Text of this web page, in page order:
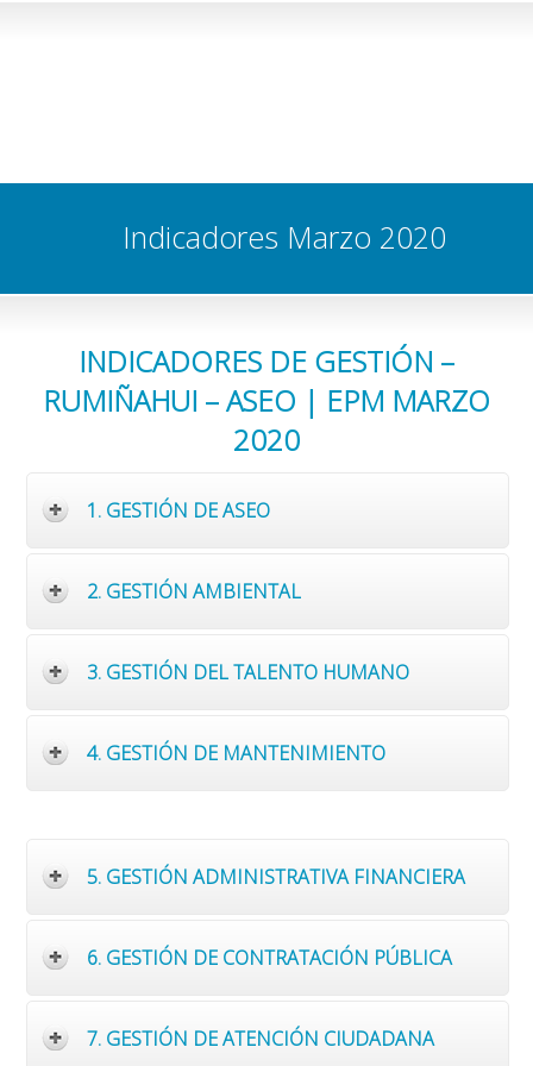
Indicadores Marzo 2020
INDICADORES DE GESTIÓN –
RUMIÑAHUI – ASEO | EPM MARZO
2020
1. GESTIÓN DE ASEO
2. GESTIÓN AMBIENTAL
3. GESTIÓN DEL TALENTO HUMANO
4. GESTIÓN DE MANTENIMIENTO
5. GESTIÓN ADMINISTRATIVA FINANCIERA
6. GESTIÓN DE CONTRATACIÓN PÚBLICA
7. GESTIÓN DE ATENCIÓN CIUDADANA